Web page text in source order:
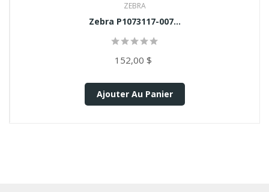
ZEBRA
Zebra P1073117-007...
152,00 $
Ajouter Au Panier